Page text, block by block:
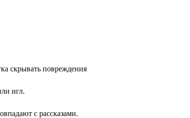
скрывать повреждения
игл.
с рассказами.